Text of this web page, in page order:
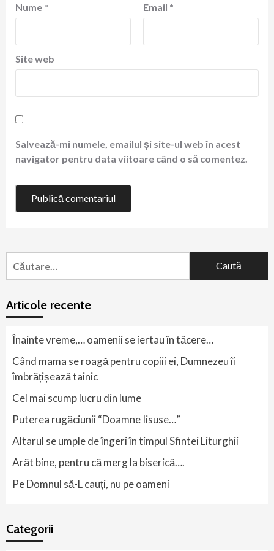
Nume * Email *
Site web
Salvează-mi numele, emailul și site-ul web în acest
navigator pentru data viitoare când o să comentez.
după:
Articole recente
Înainte vreme,… oamenii se iertau în tăcere…
Când mama se roagă pentru copiii ei, Dumnezeu îi
îmbrățișează tainic
Cel mai scump lucru din lume
Puterea rugăciunii “Doamne Iisuse…”
Altarul se umple de îngeri în timpul Sfintei Liturghii
Arăt bine, pentru că merg la biserică….
Pe Domnul să-L cauţi, nu pe oameni
Categorii